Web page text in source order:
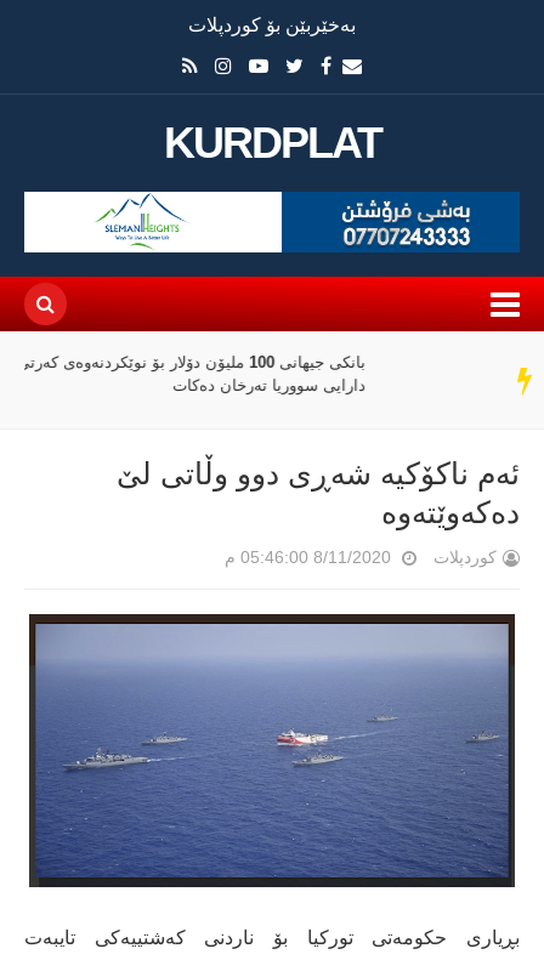
بەخێربێن بۆ کوردپلات
KURDPLAT
سەر
دێڕ
بانکی جیهانی 100 ملیۆن دۆلار بۆ نوێکردنەوەی کەرتی
دارایی سووریا تەرخان دەکات
ئەم ناكۆكیە شەڕی دوو وڵاتی لێ
دەكەوێتەوە
کوردپلات 8/11/2020 05:46:00 م
بڕیاری حکومەتی تورکیا بۆ ناردنی کەشتییەکی تایبەت